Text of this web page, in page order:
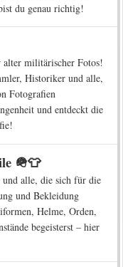
du genau richtig!
militärischer Fotos!
Historiker und alle,
Fotografien
und entdeckt die
🪖👕
alle, die sich für die
und Bekleidung
Helme, Orden,
begeisterst – hier